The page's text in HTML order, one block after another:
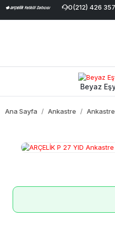
0(212) 426
İndirimi | Geniş Ürün Yelpazesi
Beyaz
Ana Sayfa Ankastre